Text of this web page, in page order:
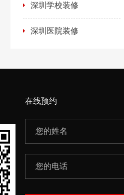
深圳学校装修
深圳医院装修
在线预约